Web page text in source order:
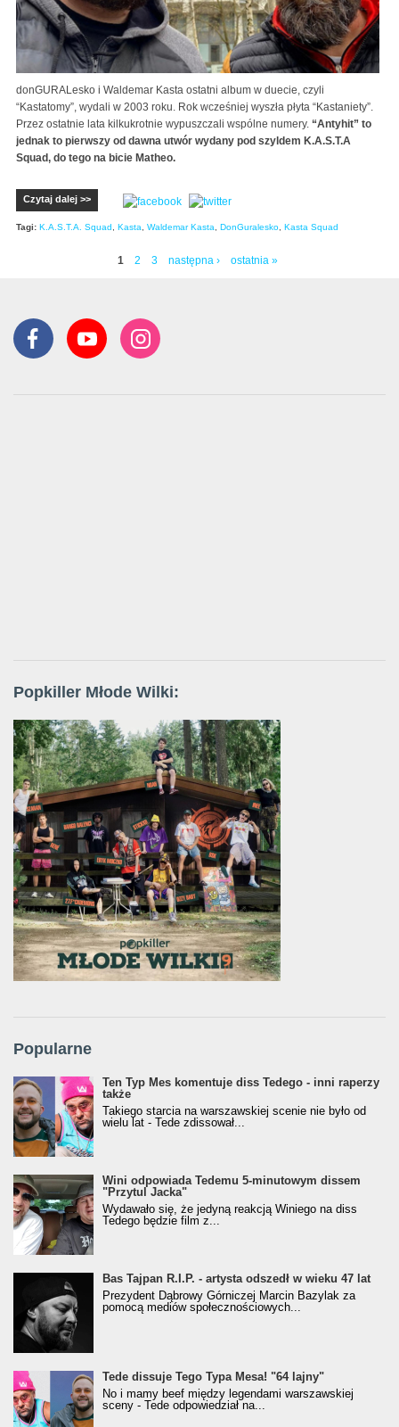
donGURALesko i Waldemar Kasta ostatni album w duecie, czyli
“Kastatomy”, wydali w 2003 roku. Rok wcześniej wyszła płyta “Kastaniety”.
Przez ostatnie lata kilkukrotnie wypuszczali wspólne numery. “Antyhit” to
jednak to pierwszy od dawna utwór wydany pod szyldem K.A.S.T.A
Squad, do tego na bicie Matheo.
Czytaj dalej >>
Tagi: K.A.S.T.A. Squad Kasta Waldemar Kasta DonGuralesko Kasta Squad
1 2 3 następna › ostatnia »
Popkiller Młode Wilki:
Popularne
Ten Typ Mes komentuje diss Tedego - inni raperzy
także
Takiego starcia na warszawskiej scenie nie było od
wielu lat - Tede zdissował...
Wini odpowiada Tedemu 5-minutowym dissem
"Przytul Jacka"
Wydawało się, że jedyną reakcją Winiego na diss
Tedego będzie film z...
Bas Tajpan R.I.P. - artysta odszedł w wieku 47 lat
Prezydent Dąbrowy Górniczej Marcin Bazylak za
pomocą mediów społecznościowych...
Tede dissuje Tego Typa Mesa! "64 lajny"
No i mamy beef między legendami warszawskiej
sceny - Tede odpowiedział na...